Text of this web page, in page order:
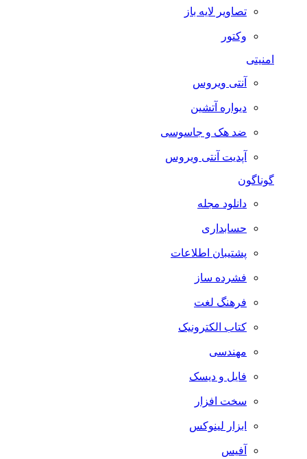
تصاویر لایه باز
وکتور
امنیتی
آنتی ویروس
دیواره آتشین
ضد هک و جاسوسی
آپدیت آنتی ویروس
گوناگون
دانلود مجله
حسابداری
پشتیبان اطلاعات
فشرده ساز
فرهنگ لغت
کتاب الکترونیک
مهندسی
فایل و دیسک
سخت افزار
ابزار لینوکس
آفیس